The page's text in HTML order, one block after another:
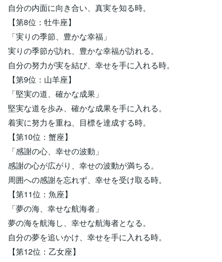
自分の内面に向き合い、真実を知る時。
【第8位：牡牛座】
「実りの季節、豊かな幸福」
実りの季節が訪れ、豊かな幸福が訪れる。
自分の努力が実を結び、幸せを手に入れる時。
【第9位：山羊座】
「堅実の道、確かな成果」
堅実な道を歩み、確かな成果を手に入れる。
着実に努力を重ね、目標を達成する時。
【第10位：蟹座】
「感謝の心、幸せの波動」
感謝の心が広がり、幸せの波動が満ちる。
周囲への感謝を忘れず、幸せを受け取る時。
【第11位：魚座】
「夢の海、幸せな航海者」
夢の海を航海し、幸せな航海者となる。
自分の夢を追いかけ、幸せを手に入れる時。
【第12位：乙女座】